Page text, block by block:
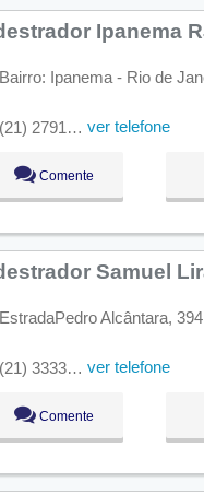
Ipanema
Bairro: Ipanema - Rio de
(21) 2791-7839 / (21) 9671-5735 ver telefone
Comente
Samuel
EstradaPedro Alcântara,
(21) 3333-8291 ver telefone
Comente